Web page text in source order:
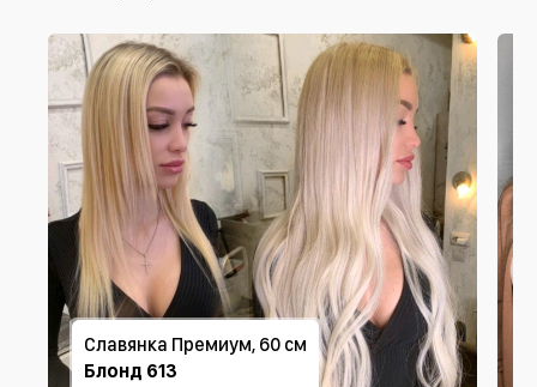
Славянка Премиум, 60 см
Блонд 613